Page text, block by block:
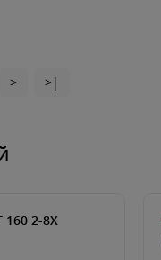
> >|
160 2-8X